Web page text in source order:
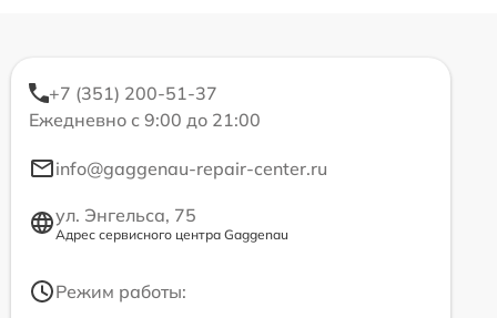
+7 (351) 200-51-37
Ежедневно с 9:00 до 21:00
info@gaggenau-repair-center.ru
ул. Энгельса, 75
Адрес сервисного центра Gaggenau
Режим работы: